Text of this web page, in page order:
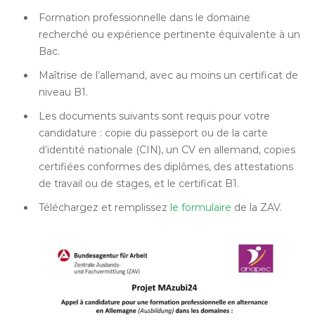
Formation professionnelle dans le domaine
recherché ou expérience pertinente équivalente à un
Bac.
Maîtrise de l’allemand, avec au moins un certificat de
niveau B1.
Les documents suivants sont requis pour votre
candidature : copie du passeport ou de la carte
d’identité nationale (CIN), un CV en allemand, copies
certifiées conformes des diplômes, des attestations
de travail ou de stages, et le certificat B1.
Téléchargez et remplissez le formulaire de la ZAV.